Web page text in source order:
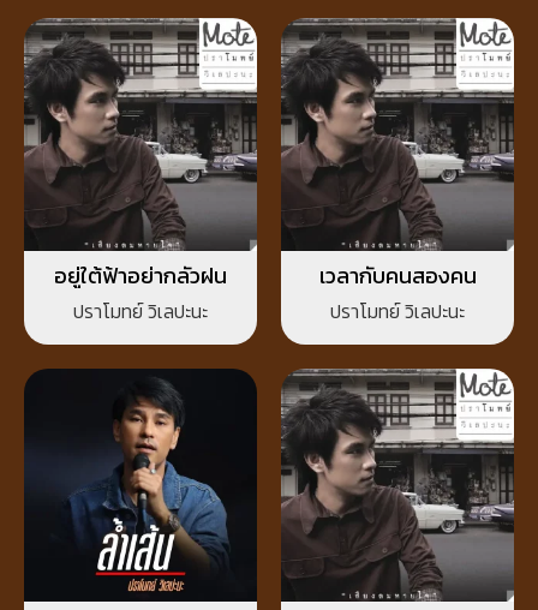
อยู่ใต้ฟ้าอย่ากลัวฝน
ปราโมทย์ วิเลปะนะ
เวลากับคนสองคน
ปราโมทย์ วิเลปะนะ